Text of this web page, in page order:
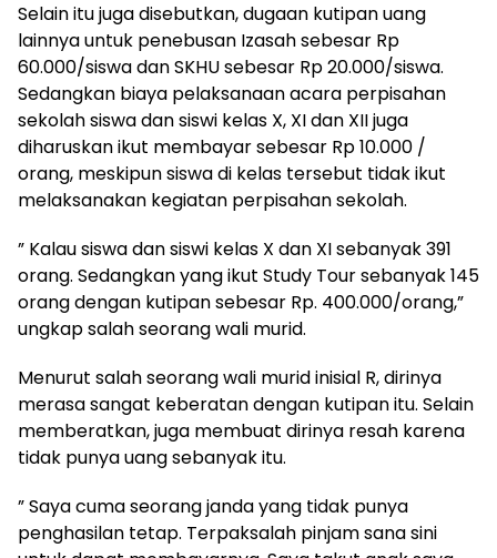
Selain itu juga disebutkan, dugaan kutipan uang
lainnya untuk penebusan Izasah sebesar Rp
60.000/siswa dan SKHU sebesar Rp 20.000/siswa.
Sedangkan biaya pelaksanaan acara perpisahan
sekolah siswa dan siswi kelas X, XI dan XII juga
diharuskan ikut membayar sebesar Rp 10.000 /
orang, meskipun siswa di kelas tersebut tidak ikut
melaksanakan kegiatan perpisahan sekolah.
” Kalau siswa dan siswi kelas X dan XI sebanyak 391
orang. Sedangkan yang ikut Study Tour sebanyak 145
orang dengan kutipan sebesar Rp. 400.000/orang,”
ungkap salah seorang wali murid.
Menurut salah seorang wali murid inisial R, dirinya
merasa sangat keberatan dengan kutipan itu. Selain
memberatkan, juga membuat dirinya resah karena
tidak punya uang sebanyak itu.
” Saya cuma seorang janda yang tidak punya
penghasilan tetap. Terpaksalah pinjam sana sini